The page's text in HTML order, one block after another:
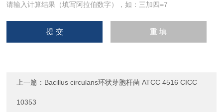
请输入计算结果（填写阿拉伯数字），如：三加四=7
上一篇： Bacillus circulans环状芽胞杆菌 ATCC 4516 CICC
10353